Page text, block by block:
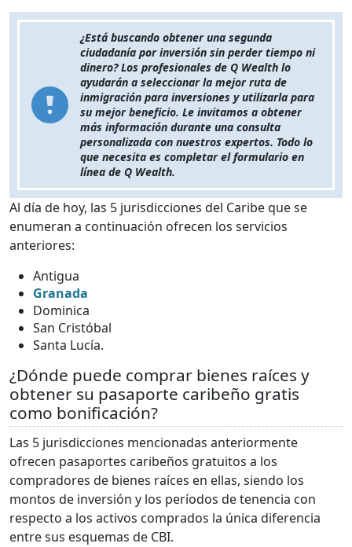
¿Está buscando obtener una segunda
ciudadanía por inversión sin perder tiempo ni
dinero? Los profesionales de Q Wealth lo
ayudarán a seleccionar la mejor ruta de
inmigración para inversiones y utilizarla para
su mejor beneficio. Le invitamos a obtener
más información durante una consulta
personalizada con nuestros expertos. Todo lo
que necesita es completar el formulario en
línea de Q Wealth.
Al día de hoy, las 5 jurisdicciones del Caribe que se
enumeran a continuación ofrecen los servicios
anteriores:
Antigua
Granada
Dominica
San Cristóbal
Santa Lucía.
¿Dónde puede comprar bienes raíces y
obtener su pasaporte caribeño gratis
como bonificación?
Las 5 jurisdicciones mencionadas anteriormente
ofrecen pasaportes caribeños gratuitos a los
compradores de bienes raíces en ellas, siendo los
montos de inversión y los períodos de tenencia con
respecto a los activos comprados la única diferencia
entre sus esquemas de CBI.